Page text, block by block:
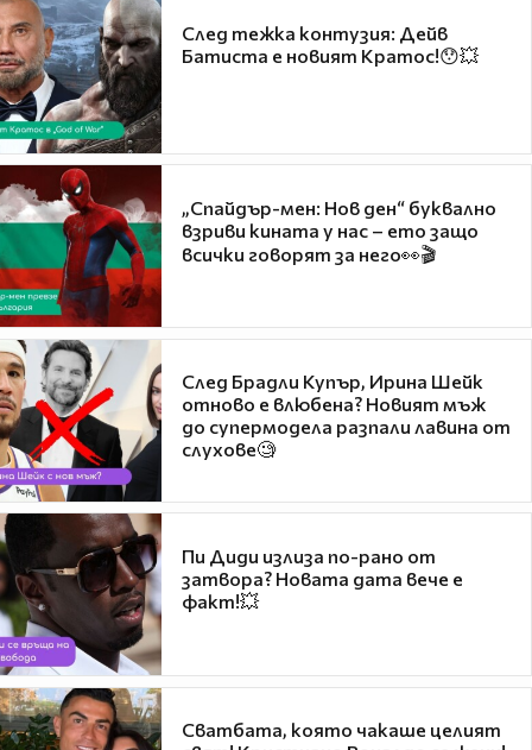
След тежка контузия: Дейв
Батиста е новият Кратос!😯💥
„Спайдър-мен: Нов ден“ буквално
взриви кината у нас – ето защо
всички говорят за него👀🎬
След Брадли Купър, Ирина Шейк
отново е влюбена? Новият мъж
до супермодела разпали лавина от
слухове🧐
Пи Диди излиза по-рано от
затвора? Новата дата вече е
факт!💥
Сватбата, която чакаше целият